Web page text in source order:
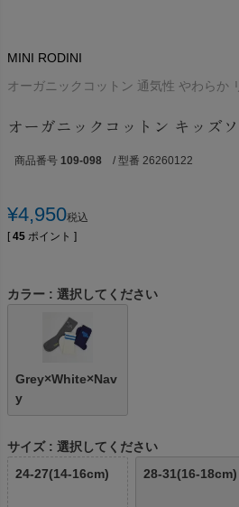
MINI RODINI
オーガニックコットン 通気性 やわらか
オーガニックコットン キッズ
商品番号 109-098 / 型番 26260122
¥4,950税込
[ 45 ポイント ]
カラー 選択してください
Grey×White×Nav
y
サイズ
選択してください
24-27(14-16cm)
28-31(16-18cm)